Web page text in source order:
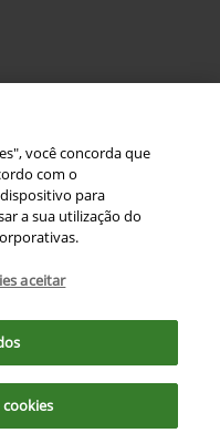
0004-54
® Direitos Reservados.
a navegação e visita você
você concorda que
com o
para
a sua utilização do
aceitar